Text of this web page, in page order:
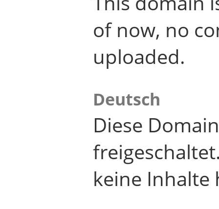
of now, no
uploaded.
Deutsch
Diese
keine Inhalte